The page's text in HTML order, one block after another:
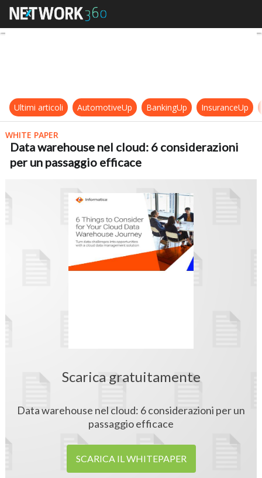
Data warehouse nel cloud: 6
Ultimi articoli AutomotiveUp BankingUp InsuranceUp
WHITE PAPER
Data warehouse nel cloud: 6 considerazioni
per un passaggio efficace
Scarica gratuitamente
Data warehouse nel cloud: 6 considerazioni per un
passaggio efficace
SCARICA IL WHITEPAPER